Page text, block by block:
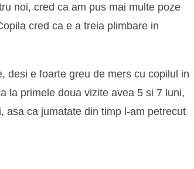
noi, cred ca am pus mai multe poze
cred ca e a treia plimbare in
desi e foarte greu de mers cu copilul in
la primele doua vizite avea 5 si 7 luni,
asa ca jumatate din timp l-am petrecut